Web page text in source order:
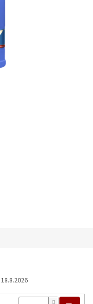
18.8.2026